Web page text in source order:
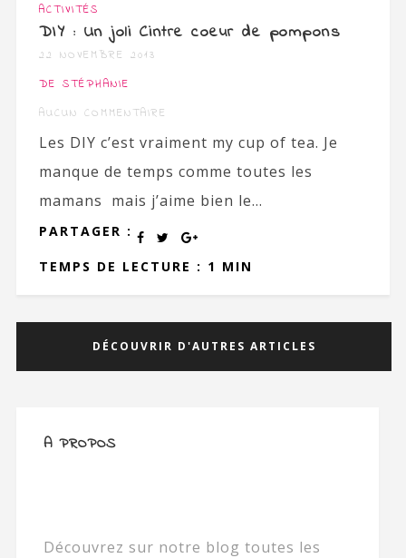
ACTIVITÉS
DIY : Un joli Cintre coeur de pompons
22 NOVEMBRE 2013
DE STÉPHANIE
AUCUN COMMENTAIRE
Les DIY c’est vraiment my cup of tea. Je
manque de temps comme toutes les
mamans mais j’aime bien le...
PARTAGER :
TEMPS DE LECTURE : 1 MIN
DÉCOUVRIR D'AUTRES ARTICLES
A PROPOS
Découvrez sur notre blog toutes les